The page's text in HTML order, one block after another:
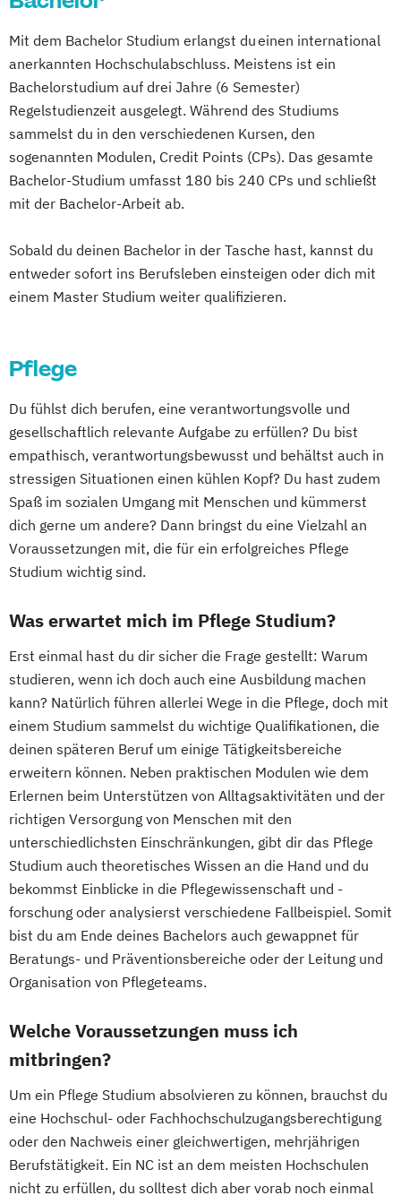
Mit dem Bachelor Studium erlangst du einen international
anerkannten Hochschulabschluss. Meistens ist ein
Bachelorstudium auf drei Jahre (6 Semester)
Regelstudienzeit ausgelegt. Während des Studiums
sammelst du in den verschiedenen Kursen, den
sogenannten Modulen, Credit Points (CPs). Das gesamte
Bachelor-Studium umfasst 180 bis 240 CPs und schließt
mit der Bachelor-Arbeit ab.
Sobald du deinen Bachelor in der Tasche hast, kannst du
entweder sofort ins Berufsleben einsteigen oder dich mit
einem Master Studium weiter qualifizieren.
Pflege
Du fühlst dich berufen, eine verantwortungsvolle und
gesellschaftlich relevante Aufgabe zu erfüllen? Du bist
empathisch, verantwortungsbewusst und behältst auch in
stressigen Situationen einen kühlen Kopf? Du hast zudem
Spaß im sozialen Umgang mit Menschen und kümmerst
dich gerne um andere? Dann bringst du eine Vielzahl an
Voraussetzungen mit, die für ein erfolgreiches Pflege
Studium wichtig sind.
Was erwartet mich im Pflege Studium?
Erst einmal hast du dir sicher die Frage gestellt: Warum
studieren, wenn ich doch auch eine Ausbildung machen
kann? Natürlich führen allerlei Wege in die Pflege, doch mit
einem Studium sammelst du wichtige Qualifikationen, die
deinen späteren Beruf um einige Tätigkeitsbereiche
erweitern können. Neben praktischen Modulen wie dem
Erlernen beim Unterstützen von Alltagsaktivitäten und der
richtigen Versorgung von Menschen mit den
unterschiedlichsten Einschränkungen, gibt dir das Pflege
Studium auch theoretisches Wissen an die Hand und du
bekommst Einblicke in die Pflegewissenschaft und -
forschung oder analysierst verschiedene Fallbeispiel. Somit
bist du am Ende deines Bachelors auch gewappnet für
Beratungs- und Präventionsbereiche oder der Leitung und
Organisation von Pflegeteams.
Welche Voraussetzungen muss ich
mitbringen?
Um ein Pflege Studium absolvieren zu können, brauchst du
eine Hochschul- oder Fachhochschulzugangsberechtigung
oder den Nachweis einer gleichwertigen, mehrjährigen
Berufstätigkeit. Ein NC ist an dem meisten Hochschulen
nicht zu erfüllen, du solltest dich aber vorab noch einmal